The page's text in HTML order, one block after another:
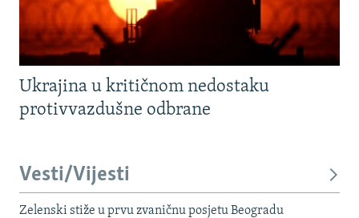
Ukrajina u kritičnom nedostaku
protivvazdušne odbrane
Vesti/Vijesti
Zelenski stiže u prvu zvaničnu posjetu Beogradu